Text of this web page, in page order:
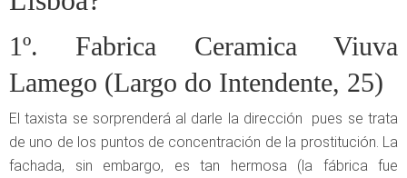
1º. Fabrica Ceramica Viuva
Lamego (Largo do Intendente, 25)
El taxista se sorprenderá al darle la dirección pues se trata
de uno de los puntos de concentración de la prostitución. La
fachada, sin embargo, es tan hermosa (la fábrica fue